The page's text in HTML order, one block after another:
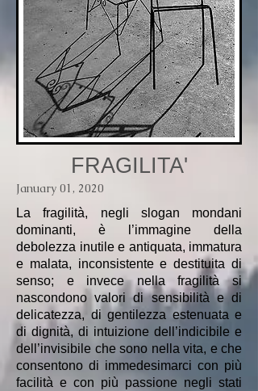
FRAGILITA'
January 01, 2020
La fragilità, negli slogan mondani
dominanti, è l’immagine della
debolezza inutile e antiquata, immatura
e malata, inconsistente e destituita di
senso; e invece nella fragilità si
nascondono valori di sensibilità e di
delicatezza, di gentilezza estenuata e
di dignità, di intuizione dell’indicibile e
dell’invisibile che sono nella vita, e che
consentono di immedesimarci con più
facilità e con più passione negli stati